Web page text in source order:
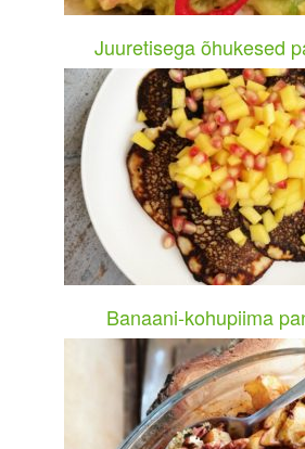
Juuretisega õhukesed
Banaani-kohupiima